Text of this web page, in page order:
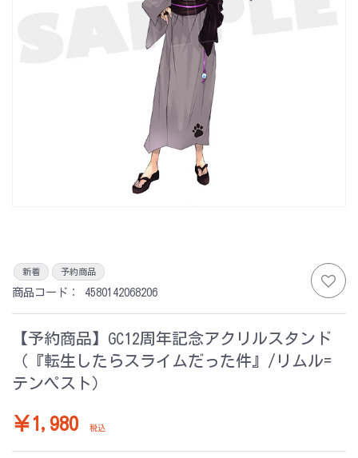
新着 予約商品
商品コード： 4580142068206
【予約商品】GC12周年記念アクリルスタンド
（『転生したらスライムだった件』/リムル=
テンペスト）
￥1,980 税込